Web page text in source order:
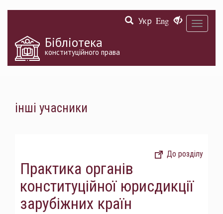
Toggle
Укр Eng
Бібліотека
конституційного права
інші учасники
До розділу
Практика органів
конституційної юрисдикції
зарубіжних країн